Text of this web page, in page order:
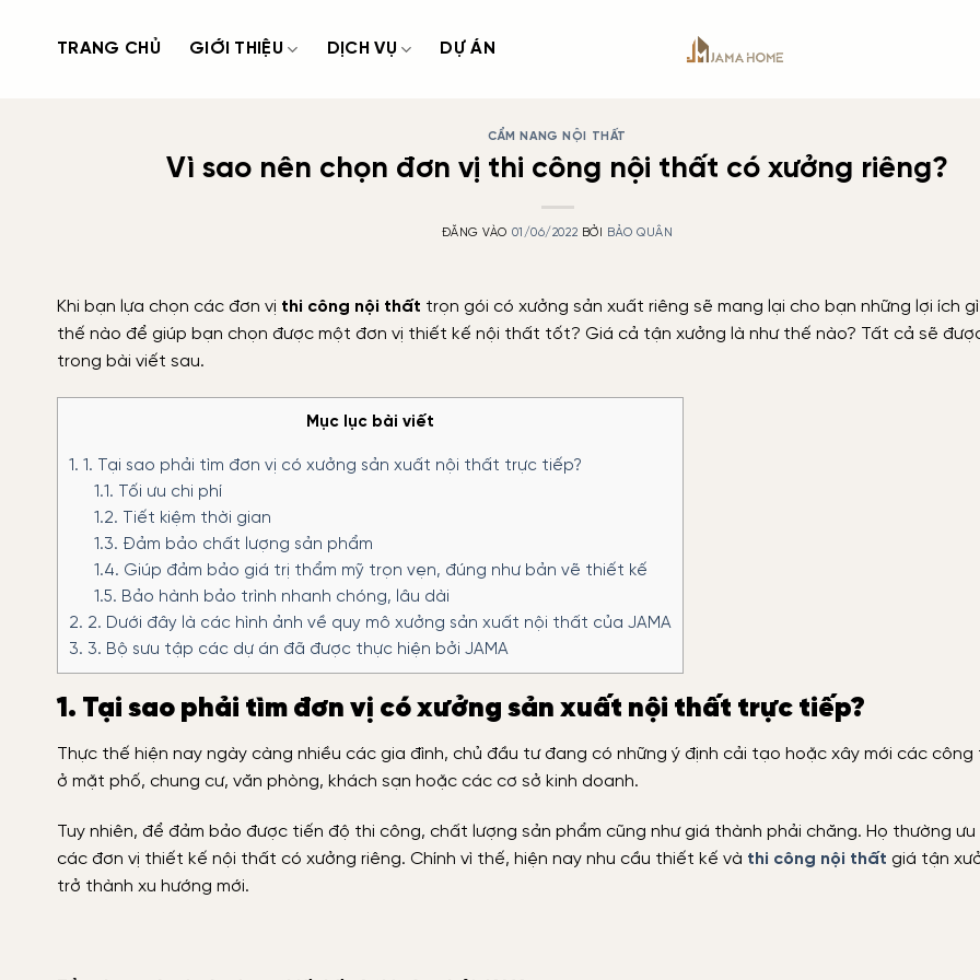
TRANG CHỦ GIỚI THIỆU DỊCH VỤ DỰ ÁN
CẨM NANG NỘI THẤT
Vì sao nên chọn đơn vị thi công nội thất có xưởng riêng?
ĐĂNG VÀO 01/06/2022 BỞI BẢO QUÂN
Khi bạn lựa chọn các đơn vị thi công nội thất trọn gói có xưởng sản xuất riêng sẽ mang lại cho bạn những lợi ích
thế nào để giúp bạn chọn được một đơn vị thiết kế nội thất tốt? Giá cả tận xưởng là như thế nào? Tất cả sẽ
trong bài viết sau.
Mục lục bài viết
1. 1. Tại sao phải tìm đơn vị có xưởng sản xuất nội thất trực tiếp?
1.1. Tối ưu chi phí
1.2. Tiết kiệm thời gian
1.3. Đảm bảo chất lượng sản phẩm
1.4. Giúp đảm bảo giá trị thẩm mỹ trọn vẹn, đúng như bản vẽ thiết kế
1.5. Bảo hành bảo trình nhanh chóng, lâu dài
2. 2. Dưới đây là các hình ảnh về quy mô xưởng sản xuất nội thất của JAMA
3. 3. Bộ sưu tập các dự án đã được thực hiện bởi JAMA
1. Tại sao phải tìm đơn vị có xưởng sản xuất nội thất trực tiếp?
Thực thế hiện nay ngày càng nhiều các gia đình, chủ đầu tư đang có những ý định cải tạo hoặc xây mới các công
ở mặt phố, chung cư, văn phòng, khách sạn hoặc các cơ sở kinh doanh.
Tuy nhiên, để đảm bảo được tiến độ thi công, chất lượng sản phẩm cũng như giá thành phải chăng. Họ thường
các đơn vị thiết kế nội thất có xưởng riêng. Chính vì thế, hiện nay nhu cầu thiết kế và thi công nội thất giá tận
trở thành xu hướng mới.